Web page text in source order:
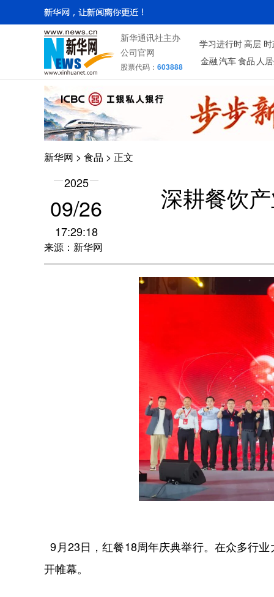
新华通讯社主办
公司官网
股票代码： 603888
学习进行时 高层
金融 汽车 食品 人
新华网 > 食品 > 正文
2025
09/26
17:29:18
来源：新华网
深耕餐饮
9月23日，红餐18周年庆典举行。在众多行
开帷幕。